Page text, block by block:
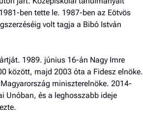
ben tette le. 1987-ben az Eötvös
volt tagja a Bibó István
1989. június 16-án Nagy Imre
között, majd 2003 óta a Fidesz elnöke.
miniszterelnöke. 2014-
Unóban, és a leghosszabb ideje